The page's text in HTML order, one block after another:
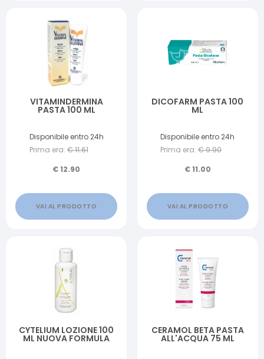
VITAMINDERMINA
PASTA 100 ML
Disponibile entro 24h
Prima era: €11.61
€12.90
VAI AL PRODOTTO
DICOFARM PASTA 100
ML
Disponibile entro 24h
Prima era: €9.90
€11.00
VAI AL PRODOTTO
CYTELIUM LOZIONE 100
ML NUOVA FORMULA
CERAMOL BETA PASTA
ALL'ACQUA 75 ML